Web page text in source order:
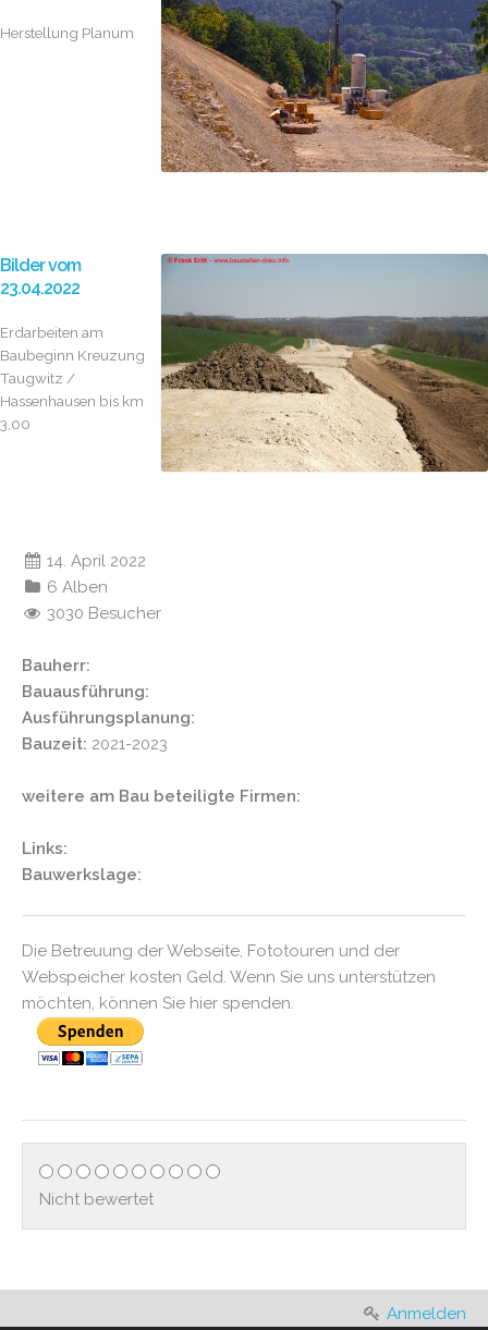
Herstellung Planum
Bilder vom
23.04.2022
Erdarbeiten am
Baubeginn Kreuzung
Taugwitz /
Hassenhausen bis km
3,00
14. April 2022
6 Alben
3030 Besucher
Bauherr:
Bauausführung:
Ausführungsplanung:
Bauzeit: 2021-2023
weitere am Bau beteiligte Firmen:
Links:
Bauwerkslage:
Die Betreuung der Webseite, Fototouren und der
Webspeicher kosten Geld. Wenn Sie uns unterstützen
möchten, können Sie hier spenden.
Nicht bewertet
Anmelden